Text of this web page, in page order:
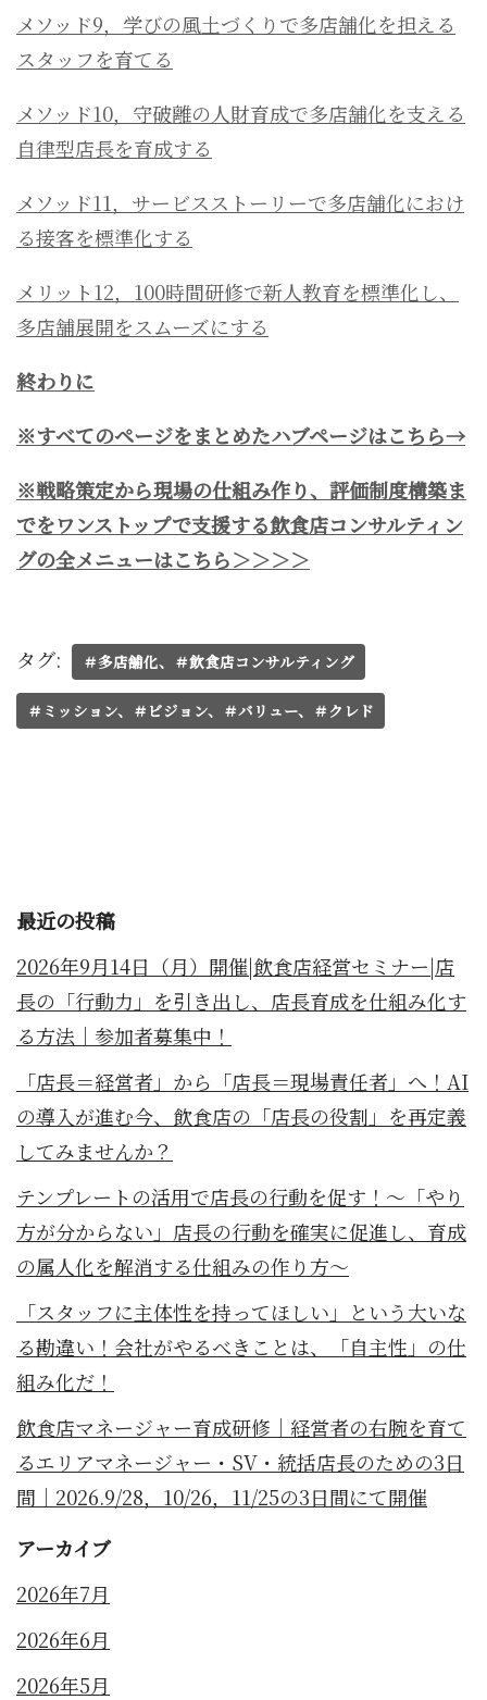
メソッド9，学びの風土づくりで多店舗化を担える
スタッフを育てる
メソッド10，守破離の人財育成で多店舗化を支える
自律型店長を育成する
メソッド11，サービスストーリーで多店舗化におけ
る接客を標準化する
メリット12，100時間研修で新人教育を標準化し、
多店舗展開をスムーズにする
終わりに
※すべてのページをまとめたハブページはこちら→
※戦略策定から現場の仕組み作り、評価制度構築ま
でをワンストップで支援する飲食店コンサルティン
グの全メニューはこちら＞＞＞＞
タグ: ＃多店舗化、＃飲食店コンサルティング
＃ミッション、＃ビジョン、＃バリュー、＃クレド
最近の投稿
2026年9月14日（月）開催|飲食店経営セミナー|店
長の「行動力」を引き出し、店長育成を仕組み化す
る方法｜参加者募集中！
「店長＝経営者」から「店長＝現場責任者」へ！AI
の導入が進む今、飲食店の「店長の役割」を再定義
してみませんか？
テンプレートの活用で店長の行動を促す！～「やり
方が分からない」店長の行動を確実に促進し、育成
の属人化を解消する仕組みの作り方～
「スタッフに主体性を持ってほしい」という大いな
る勘違い！会社がやるべきことは、「自主性」の仕
組み化だ！
飲食店マネージャー育成研修｜経営者の右腕を育て
るエリアマネージャー・SV・統括店長のための3日
間｜2026.9/28，10/26，11/25の3日間にて開催
アーカイブ
2026年7月
2026年6月
2026年5月